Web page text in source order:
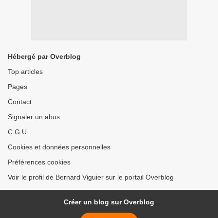
Hébergé par Overblog
Top articles
Pages
Contact
Signaler un abus
C.G.U.
Cookies et données personnelles
Préférences cookies
Voir le profil de Bernard Viguier sur le portail Overblog
Créer un blog sur Overblog